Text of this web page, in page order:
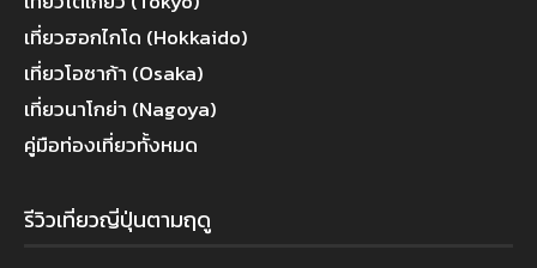
เที่ยวฮอกไกโด (Hokkaido)
เที่ยวโอซาก้า (Osaka)
เที่ยวนาโกย่า (Nagoya)
คู่มือท่องเที่ยวทั้งหมด
รีวิวเที่ยวญี่ปุ่นตามฤดู